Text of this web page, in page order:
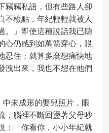
竊竊私語，但有些路人卻
不檢點，年紀輕輕就被人
。」即使這種說話我已聽
心仍感到如萬箭穿心，眼
忍住；就算多麼想痛快地
洩出來，我也不想在他們
未成形的嬰兒照片，眼
，腦裡不斷回盪著父母吵
：「你看你，小小年紀就